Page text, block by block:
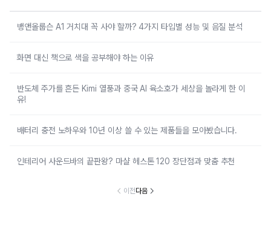
뱅앤올룹슨 A1 거치대 꼭 사야 할까? 4가지 타입별 성능 및 음질 분석
화면 대신 책으로 색을 공부해야 하는 이유
반도체 주가를 흔든 Kimi 열풍과 중국 AI 육소호가 세상을 놀라게 한 이
유!
배터리 충전 노하우와 10년 이상 쓸 수 있는 제품들을 모아봤습니다.
인테리어 사운드바의 끝판왕? 마샬 헤스톤 120 장단점과 맞춤 추천
이전다음